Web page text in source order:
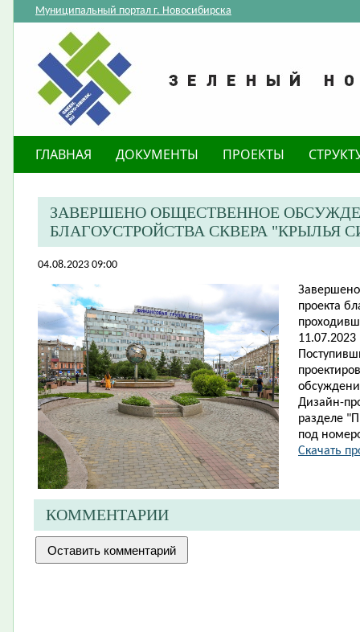
Муниципальный портал г. Новосибирска
ГЛАВНАЯ ДОКУМЕНТЫ ПРОЕКТЫ
ЗАВЕРШЕНО ОБЩЕСТВЕННОЕ
БЛАГОУСТРОЙСТВА СКВЕРА "КРЫЛЬЯ
04.08.2023 09:00
проекта
Дизайн-
разделе
под
Скачать
КОММЕНТАРИИ